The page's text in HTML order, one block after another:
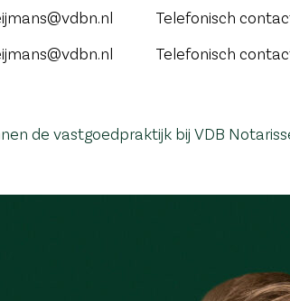
Telefonisch
Telefonisch
de vastgoedpraktijk bij VDB